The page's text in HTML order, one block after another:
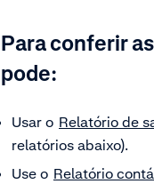
Para conferir
pode:
Usar o Relatório de
relatórios abaixo).
Use o Relatório